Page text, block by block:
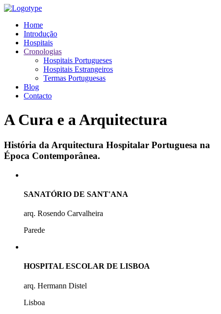
Home
Introdução
Hospitais
Cronologias
Hospitais Portugueses
Hospitais Estrangeiros
Termas Portuguesas
Blog
Contacto
A Cura e a Arquitectura
História da Arquitectura Hospitalar Portuguesa na
Época Contemporânea.
SANATÓRIO DE SANT'ANA
arq. Rosendo Carvalheira
Parede
HOSPITAL ESCOLAR DE LISBOA
arq. Hermann Distel
Lisboa